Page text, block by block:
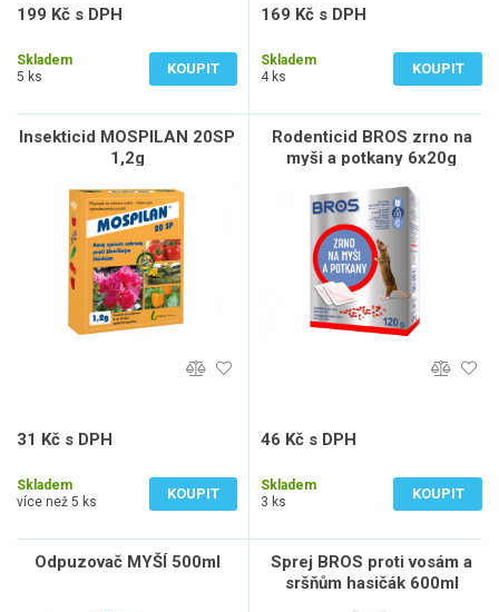
199 Kč s DPH
Skladem
5 ks
KOUPIT
169 Kč s DPH
Skladem
4 ks
KOUPIT
Insekticid MOSPILAN 20SP
1,2g
31 Kč s DPH
Skladem
více než 5 ks
KOUPIT
Rodenticid BROS zrno na
myši a potkany 6x20g
46 Kč s DPH
Skladem
3 ks
KOUPIT
Odpuzovač MYŠÍ 500ml
Sprej BROS proti vosám a
sršňům hasičák 600ml